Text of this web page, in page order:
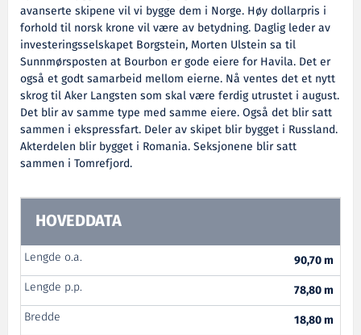
avanserte skipene vil vi bygge dem i Norge. Høy dollarpris i
forhold til norsk krone vil være av betydning. Daglig leder av
investeringsselskapet Borgstein, Morten Ulstein sa til
Sunnmørsposten at Bourbon er gode eiere for Havila. Det er
også et godt samarbeid mellom eierne. Nå ventes det et nytt
skrog til Aker Langsten som skal være ferdig utrustet i august.
Det blir av samme type med samme eiere. Også det blir satt
sammen i ekspressfart. Deler av skipet blir bygget i Russland.
Akterdelen blir bygget i Romania. Seksjonene blir satt
sammen i Tomrefjord.
HOVEDDATA
Lengde o.a.
90,70 m
Lengde p.p.
78,80 m
Bredde
18,80 m